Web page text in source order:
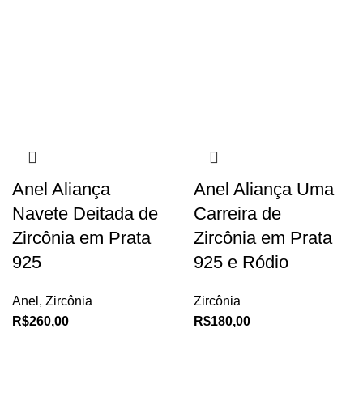
Anel Aliança
Navete Deitada de
Zircônia em Prata
925
Anel , Zircônia
R$260,00
Anel Aliança Uma
Carreira de
Zircônia em Prata
925 e Ródio
Zircônia
R$180,00